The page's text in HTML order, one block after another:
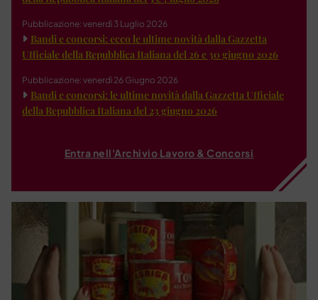
Pubblicazione: venerdì 3 Luglio 2026
Bandi e concorsi: ecco le ultime novità dalla Gazzetta
Ufficiale della Repubblica Italiana del 26 e 30 giugno 2026
Pubblicazione: venerdì 26 Giugno 2026
Bandi e concorsi: le ultime novità dalla Gazzetta Ufficiale
della Repubblica Italiana del 23 giugno 2026
Entra nell'Archivio Lavoro & Concorsi